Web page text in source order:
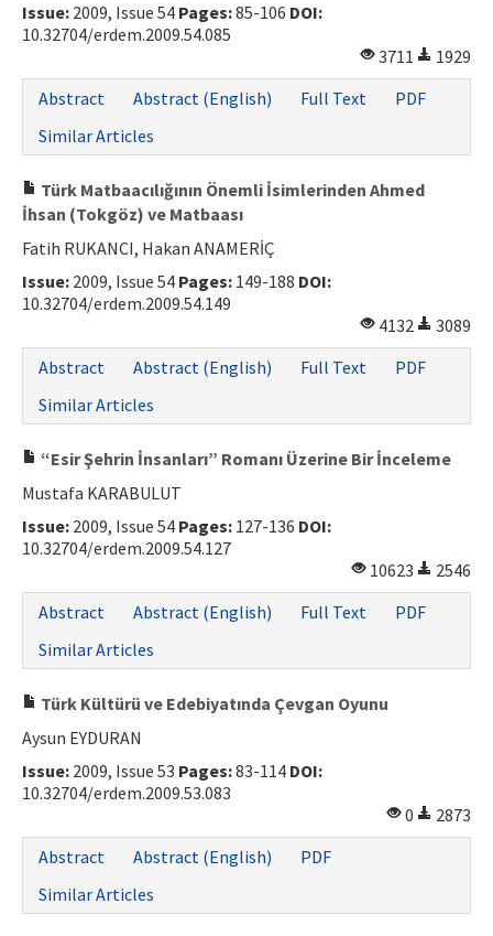
Issue: 2009, Issue 54 Pages:85-106 DOI:
10.32704/erdem.2009.54.085
3711
1929
Abstract
Abstract (English) Full Text
PDF
Similar Articles
Türk Matbaacılığının Önemli İsimlerinden Ahmed
İhsan (Tokgöz) ve Matbaası
Fatih RUKANCI, Hakan ANAMERİÇ
Issue: 2009, Issue 54 Pages: 149-188 DOI:
10.32704/erdem.2009.54.149
4132
3089
Abstract
Abstract (English) Full Text
PDF
Similar Articles
“Esir Şehrin İnsanları” Romanı Üzerine Bir İnceleme
Mustafa KARABULUT
Issue: 2009, Issue 54 Pages: 127-136 DOI:
10.32704/erdem.2009.54.127
10623
2546
Abstract
Abstract (English) Full Text
PDF
Similar Articles
Türk Kültürü ve Edebiyatında Çevgan Oyunu
Aysun EYDURAN
Issue: 2009, Issue 53 Pages:83-114 DOI:
10.32704/erdem.2009.53.083
0
2873
Abstract
Abstract (English)
PDF
Similar Articles